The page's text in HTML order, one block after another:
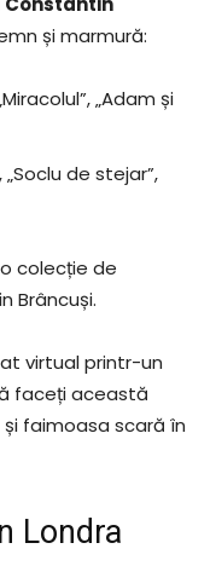
și marmură:
„Adam și
de stejar”,
colecție de
Brâncuși.
virtual printr-un
faceți această
faimoasa scară în
Londra